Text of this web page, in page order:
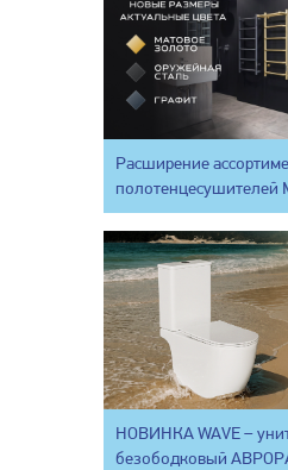
Расширение
полотенцесушителей
НОВИНКА WAVE –
безободковый